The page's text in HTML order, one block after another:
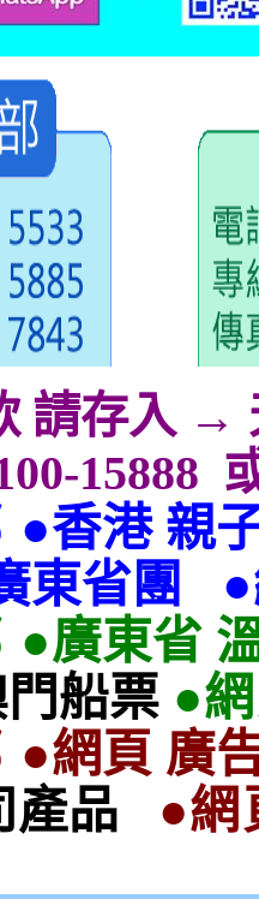
請存入 →
15888
●香港 親
東省團
●廣東省
船票 ●
●網頁 廣
產品
●網